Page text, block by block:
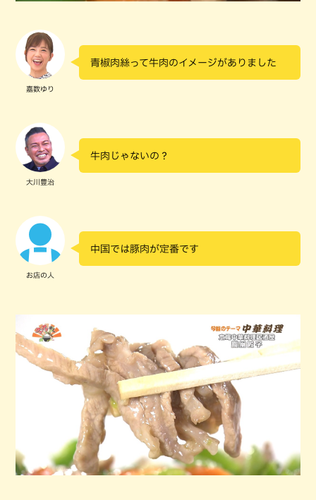
嘉数ゆり
青椒肉絲って牛肉のイメージがありました
大川豊治
牛肉じゃないの？
お店の人
中国では豚肉が定番です